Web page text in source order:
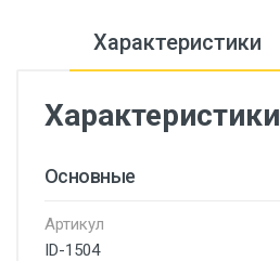
Характеристики
Характеристики
Основные
Артикул
ID-1504